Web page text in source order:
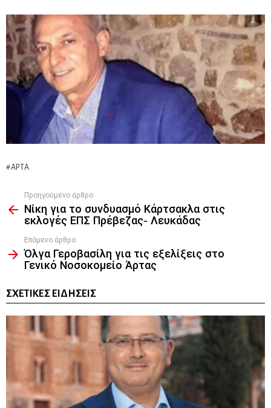
ΆΡΤΑ
more
Προηγούμενο άρθρο
Νίκη για το συνδυασμό Κάρτσακλα στις
εκλογές ΕΠΣ Πρέβεζας- Λευκάδας
Επόμενο άρθρο
Όλγα Γεροβασίλη για τις εξελίξεις στο
Γενικό Νοσοκομείο Άρτας
ΣΧΕΤΙΚΈΣ ΕΙΔΉΣΕΙΣ